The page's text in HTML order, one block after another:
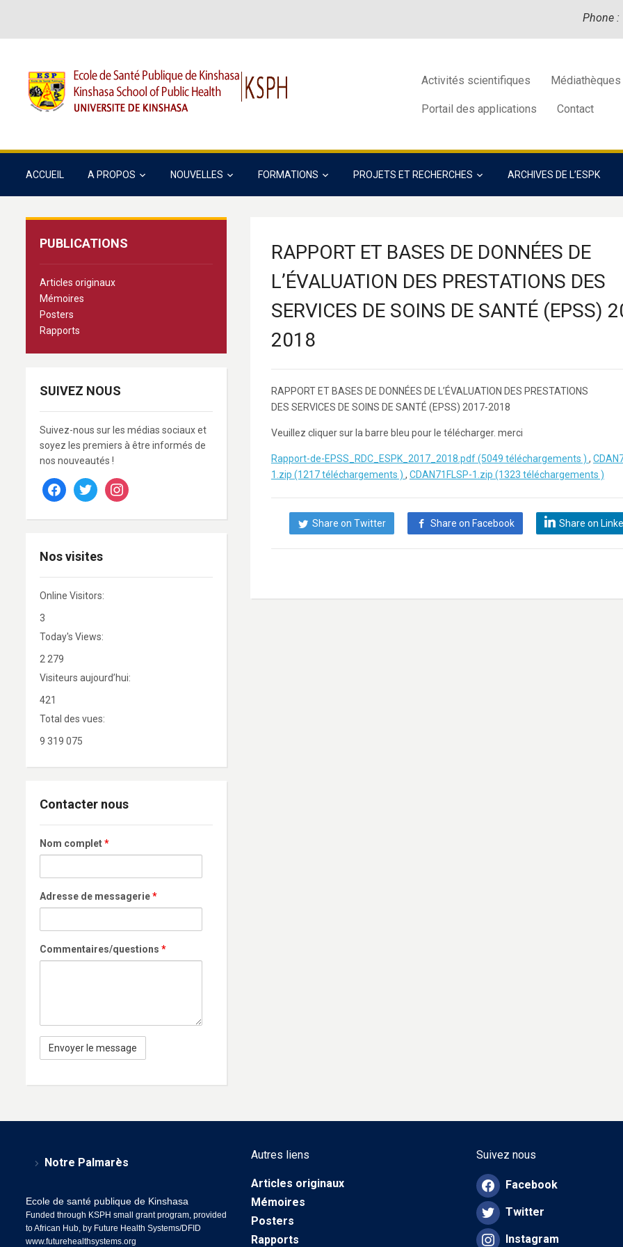
Phone :
Activités scientifiques Médiathèques
Portail des applications Contact
ACCUEIL A PROPOS NOUVELLES FORMATIONS PROJETS ET RECHERCHES ARCHIVES DE L’ESPK
PUBLICATIONS
Articles originaux
Mémoires
Posters
Rapports
SUIVEZ NOUS
Suivez-nous sur les médias sociaux et
soyez les premiers à être informés de
nos nouveautés !
facebooktwitter instagram
Nos visites
Online Visitors:
3
Today's Views:
2 279
Visiteurs aujourd’hui:
421
Total des vues:
9 319 075
Contacter nous
Nom complet*
Adresse de messagerie*
Commentaires/questions *
RAPPORT ET BASES DE DONNÉES DE
L’ÉVALUATION DES PRESTATIONS DES
SERVICES DE SOINS DE SANTÉ (EPSS)
2018
RAPPORT ET BASES DE DONNÉES DE L’ÉVALUATION DES PRESTATIONS
DES SERVICES DE SOINS DE SANTÉ (EPSS) 2017-2018
Veuillez cliquer sur la barre bleu pour le télécharger. merci
Rapport-de-EPSS_RDC_ESPK_2017_2018.pdf (5049 téléchargements ) ,
1.zip (1217 téléchargements ) , CDAN71FLSP-1.zip (1323 téléchargements )
Share on Twitter Share on Facebook Share on
Notre Palmarès
Ecole de santé publique de Kinshasa
Funded through KSPH small grant program, provided
to African Hub, by Future Health Systems/DFID
www.futurehealthsystems.org
Autres liens
Articles originaux
Mémoires
Posters
Rapports
Suivez nous
Facebook
Twitter
Instagram